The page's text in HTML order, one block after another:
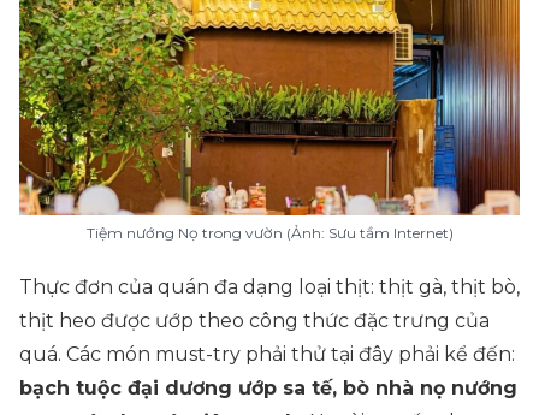
Tiệm nướng Nọ trong vườn (Ảnh: Sưu tầm Internet)
Thực đơn của quán đa dạng loại thịt: thịt gà, thịt bò,
thịt heo được ướp theo công thức đặc trưng của
quá. Các món must-try phải thử tại đây phải kể đến:
bạch tuộc đại dương ướp sa tế, bò nhà nọ nướng